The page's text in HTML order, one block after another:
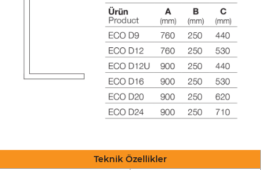
Teknik Özellikler